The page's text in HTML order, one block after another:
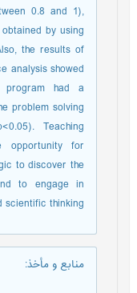
0.8 and 1),
by using
the results of
analysis showed
program had a
problem solving
Teaching
opportunity for
to discover the
to engage in
scientific thinking.
منابع و مأخذ: